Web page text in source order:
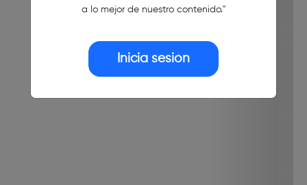
a lo mejor de nuestro contenido."
Inicia sesión